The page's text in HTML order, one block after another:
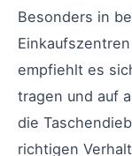
Besonders in
empfiehlt es
tragen und auf
die
richtigen